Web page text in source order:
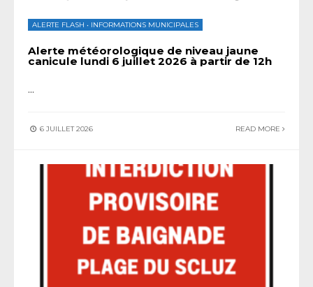
ALERTE FLASH • INFORMATIONS MUNICIPALES
Alerte météorologique de niveau jaune
canicule lundi 6 juillet 2026 à partir de 12h
...
6 JUILLET 2026 READ MORE